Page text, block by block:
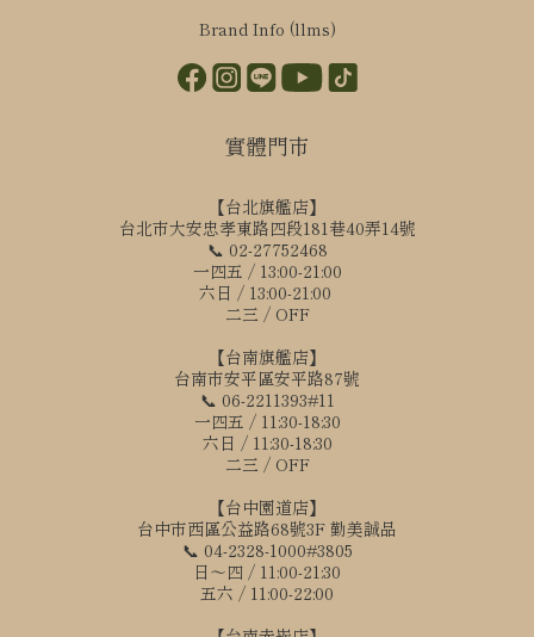
Brand Info (llms)
實體門市
【台北旗艦店】
台北市大安忠孝東路四段181巷40弄14號
📞 02-27752468
一四五 / 13:00-21:00
六日 / 13:00-21:00
二三 / OFF
【台南旗艦店】
台南市安平區安平路87號
📞 06-2211393#11
一四五 / 11:30-18:30
六日 / 11:30-18:30
二三 / OFF
【台中園道店】
台中市西區公益路68號3F 勤美誠品
📞 04-2328-1000#3805
日～四 / 11:00-21:30
五六 / 11:00-22:00